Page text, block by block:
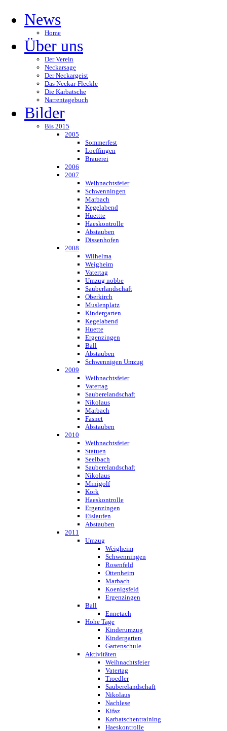
News
Home
Über uns
Der Verein
Neckarsage
Der Neckargeist
Das Neckar-Fleckle
Die Karbatsche
Narrentagebuch
Bilder
Bis 2015
2005
Sommerfest
Loeffingen
Brauerei
2006
2007
Weihnachtsfeier
Schwenningen
Marbach
Kegelabend
Huettte
Haeskontrolle
Abstauben
Dissenhofen
2008
Wilhelma
Weigheim
Vatertag
Umzug nobbe
Sauberlandschaft
Oberkirch
Muslenplatz
Kindergarten
Kegelabend
Huette
Ergenzingen
Ball
Abstauben
Schwennigen Umzug
2009
Weihnachtsfeier
Vatertag
Sauberelandschaft
Nikolaus
Marbach
Fasnet
Abstauben
2010
Weihnachtsfeier
Statuen
Seelbach
Sauberelandschaft
Nikolaus
Minigolf
Kork
Haeskontrolle
Ergenzingen
Eislaufen
Abstauben
2011
Umzug
Weigheim
Schwenningen
Rosenfeld
Ottenheim
Marbach
Koenigsfeld
Ergenzingen
Ball
Ennetach
Hohe Tage
Kinderumzug
Kindergarten
Gartenschule
Aktivitäten
Weihnachtsfeier
Vatertag
Troedler
Sauberelandschaft
Nikolaus
Nachlese
Kifaz
Karbatschentraining
Haeskontrolle